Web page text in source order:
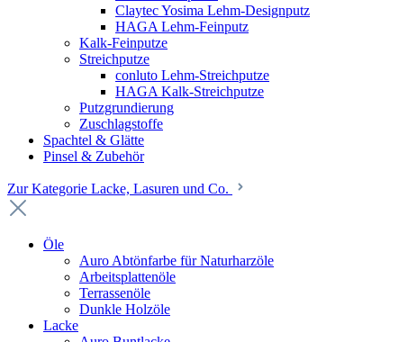
Claytec Yosima Lehm-Designputz
HAGA Lehm-Feinputz
Kalk-Feinputze
Streichputze
conluto Lehm-Streichputze
HAGA Kalk-Streichputze
Putzgrundierung
Zuschlagstoffe
Spachtel & Glätte
Pinsel & Zubehör
Zur Kategorie Lacke, Lasuren und Co.
Öle
Auro Abtönfarbe für Naturharzöle
Arbeitsplattenöle
Terrassenöle
Dunkle Holzöle
Lacke